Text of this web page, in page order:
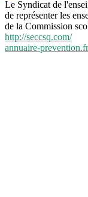
Le Syndicat de
de représenter les
de la Commission
http://seccsq.com/
annuaire-prevention.fr